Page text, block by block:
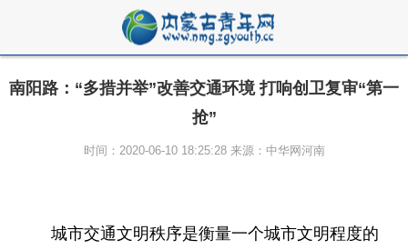
南阳路：“多措并举”改善交通环境 打响创卫复审“第一
抢”
时间：2020-06-10 18:25:28 来源：中华网河南
城市交通文明秩序是衡量一个城市文明程度的